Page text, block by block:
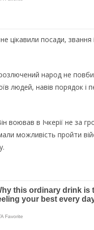
цікавили посади,
народ не
людей, навів порядок
в Ічкерії не за
можливість пройти